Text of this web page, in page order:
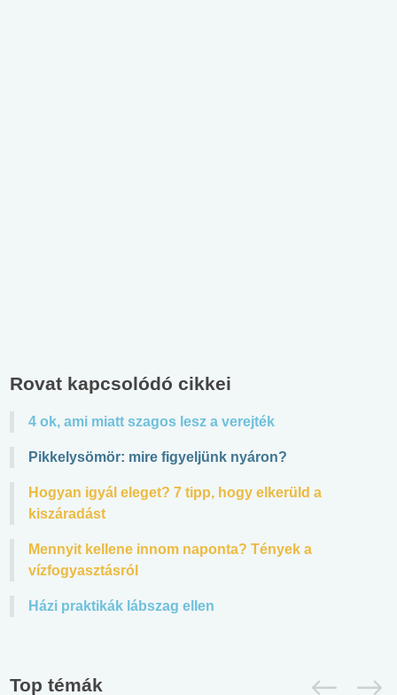
Rovat kapcsolódó cikkei
4 ok, ami miatt szagos lesz a verejték
Pikkelysömör: mire figyeljünk nyáron?
Hogyan igyál eleget? 7 tipp, hogy elkerüld a
kiszáradást
Mennyit kellene innom naponta? Tények a
vízfogyasztásról
Házi praktikák lábszag ellen
Top témák